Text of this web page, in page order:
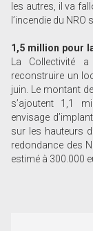
les autres, il va
l’incendie du NRO
1,5 million pour
La Collectivité
reconstruire un
juin. Le montant
s’ajoutent 1,1
envisage
sur les hauteurs
redondance des
estimé à 300.000